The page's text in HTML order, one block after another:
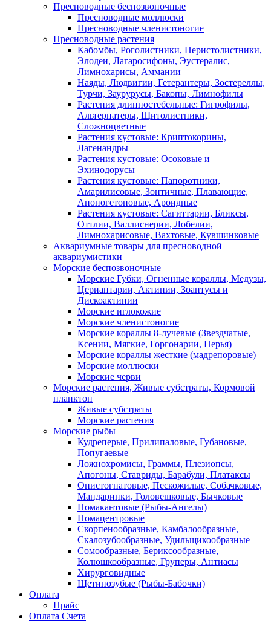
Пресноводные беспозвоночные
Пресноводные моллюски
Пресноводные членистоногие
Пресноводные растения
Кабомбы, Роголистники, Перистолистники,
Элодеи, Лагаросифоны, Эустералис,
Лимнохарисы, Аммании
Наяды, Людвигии, Гетерантеры, Зостереллы,
Турчи, Заурурусы, Бакопы, Лимнофилы
Растения длинностебельные: Гигрофилы,
Альтернатеры, Щитолистники,
Сложноцветные
Растения кустовые: Криптокорины,
Лагенандры
Растения кустовые: Осоковые и
Эхинодорусы
Растения кустовые: Папоротники,
Амарилисовые, Зонтичные, Плавающие,
Апоногетоновые, Ароидные
Растения кустовые: Сагиттарии, Бликсы,
Оттлии, Валлиснерии, Лобелии,
Лимнохарисовые, Вахтовые, Кувшинковые
Аквариумные товары для пресноводной
аквариумистики
Морские беспозвоночные
Морские Губки, Огненные кораллы, Медузы,
Цериантарии, Актинии, Зоантусы и
Дискоактинии
Морские иглокожие
Морские членистоногие
Морские кораллы 8-лучевые (Звездчатые,
Ксении, Мягкие, Горгонарии, Перья)
Морские кораллы жесткие (мадрепоровые)
Морские моллюски
Морские черви
Морские растения, Живые субстраты, Кормовой
планктон
Живые субстраты
Морские растения
Морские рыбы
Кудреперые, Прилипаловые, Губановые,
Попугаевые
Ложнохромисы, Граммы, Плезиопсы,
Апогоны, Ставриды, Барабули, Платаксы
Опистогнатовые, Пескожилые, Собачковые,
Мандаринки, Головешковые, Бычковые
Помакантовые (Рыбы-Ангелы)
Помацентровые
Скорпенообразные, Камбалообразные,
Скалозубообразные, Удильщикообразные
Сомообразные, Бериксообразные,
Колюшкообразные, Груперы, Антиасы
Хирурговидные
Щетинозубые (Рыбы-Бабочки)
Оплата
Прайс
Оплата Счета